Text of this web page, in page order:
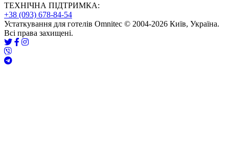
ТЕХНІЧНА ПІДТРИМКА:
+38 (093) 678-84-54
Устаткування для готелів Omnitec © 2004-2026 Київ, Україна.
Всі права захищені.